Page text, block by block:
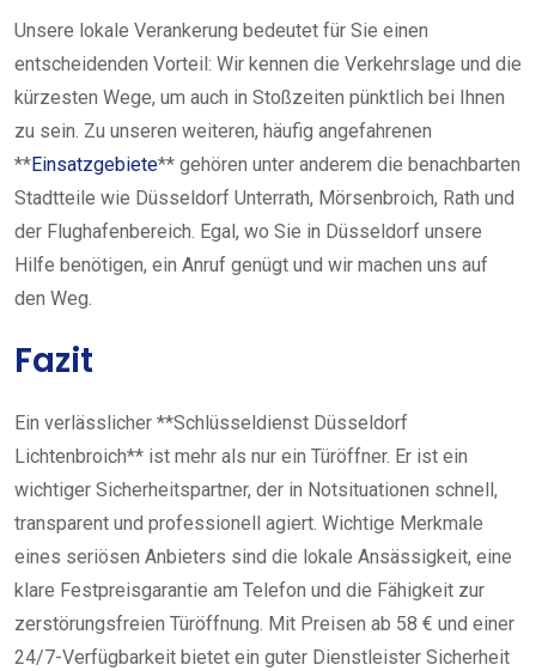
Unsere lokale Verankerung bedeutet für Sie einen
entscheidenden Vorteil: Wir kennen die Verkehrslage und die
kürzesten Wege, um auch in Stoßzeiten pünktlich bei Ihnen
zu sein. Zu unseren weiteren, häufig angefahrenen
**Einsatzgebiete** gehören unter anderem die benachbarten
Stadtteile wie Düsseldorf Unterrath, Mörsenbroich, Rath und
der Flughafenbereich. Egal, wo Sie in Düsseldorf unsere
Hilfe benötigen, ein Anruf genügt und wir machen uns auf
den Weg.
Fazit
Ein verlässlicher **Schlüsseldienst Düsseldorf
Lichtenbroich** ist mehr als nur ein Türöffner. Er ist ein
wichtiger Sicherheitspartner, der in Notsituationen schnell,
transparent und professionell agiert. Wichtige Merkmale
eines seriösen Anbieters sind die lokale Ansässigkeit, eine
klare Festpreisgarantie am Telefon und die Fähigkeit zur
zerstörungsfreien Türöffnung. Mit Preisen ab 58 € und einer
24/7-Verfügbarkeit bietet ein guter Dienstleister Sicherheit